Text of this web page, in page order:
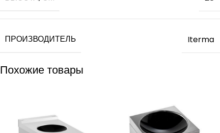
ПРОИЗВОДИТЕЛЬ Iterma
Похожие товары